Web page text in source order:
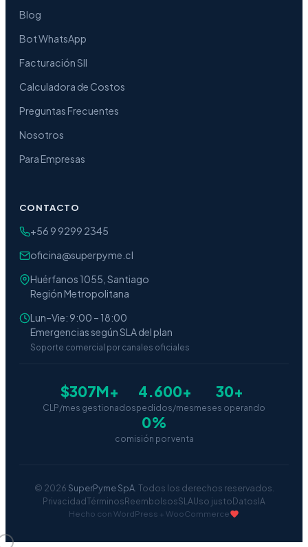
Blog
Bot WhatsApp
Facturación SII
Calculadora de Costos
Preguntas Frecuentes
Nosotros
Para Empresas
CONTACTO
+56 9 9299 2345
oficina@superpyme.cl
Huérfanos 1055, Santiago
Región Metropolitana
Lun–Vie: 9:00 – 18:00
Emergencias según SLA del plan
Soporte comercial por canales oficiales
$307M+
CLP/mes gestionados
4.600+
pedidos/mes
30+
meses operando
0%
comisión por venta
© 2026 SuperPyme SpA. Todos los derechos reservados.
PrivacidadTérminos ReembolsosSLAUso justo Datos IA
Hecho con WordPress + WooCommerce